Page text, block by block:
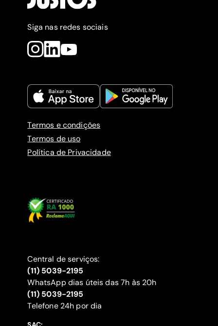
Siga nas redes sociais
Termos e condições
Termos de uso
Política de Privacidade
Central de serviços:
(11) 5039-2195
WhatsApp dias úteis das 7h às 20h
(11) 5039-2195
‍Telefone 24h por dia